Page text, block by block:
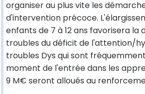
organiser au plus vite les
d'intervention précoce.
enfants de 7 à 12 ans favorisera la
troubles du déficit de l'attention/
troubles Dys qui sont
moment de l'entrée dans les
9 M€ seront alloués au